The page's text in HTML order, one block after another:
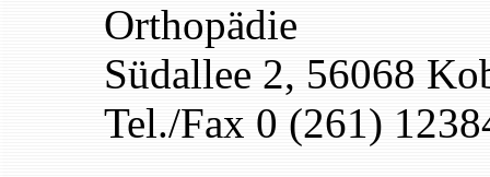
Orthopädie
Südallee 2, 56068
Tel./Fax 0 (261)